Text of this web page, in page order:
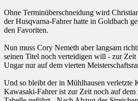
Ohne Terminüberschneidung wird
der Husqvarna-Fahrer hatte in Goldbach
den Favoriten.
Nun muss Cory Nemeth aber langsam
seinen Titel noch verteidigen will - zur Zeit
Ungar nur auf dem vierten
Und so bleibt der in Mühlhausen verletzte
Kawasaki-Fahrer ist zur Zeit noch auf